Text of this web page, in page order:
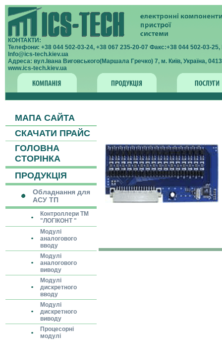
КОНТАКТИ:
Телефони: +38 044 502-03-24, +38 067 235-20-07 Факс:+38 044 502-03-25,
Info@ics-tech.kiev.ua
Адреса: вул.Івана Виговського(Маршала Гречко) 7, м. Київ, Україна,
www.ics-tech.kiev.ua
МАПА САЙТА
СКАЧАТИ ПРАЙС
ГОЛОВНА
СТОРІНКА
ПРОДУКЦІЯ
Обладнання для
АСУ ТП
Контроллери ТМ
"ЛОГІКОНТ "
Модулі
аналогового
вводу
Модулі
аналогового
виводу
Модулі
дискретного
вводу
Модулі
дискретного
виводу
Процесорні
модулі